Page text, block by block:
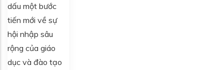
dấu một bước
tiến mới về sự
hội nhập sâu
rộng của giáo
dục và đào tạo